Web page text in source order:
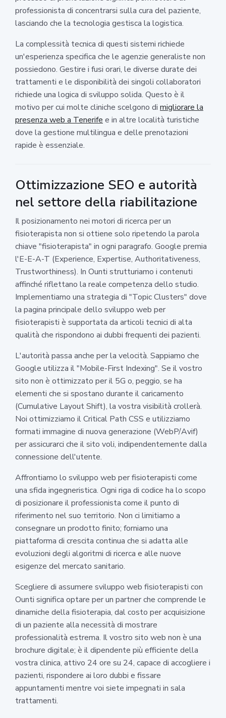
professionista di concentrarsi sulla cura del paziente,
lasciando che la tecnologia gestisca la logistica.
La complessità tecnica di questi sistemi richiede
un'esperienza specifica che le agenzie generaliste non
possiedono. Gestire i fusi orari, le diverse durate dei
trattamenti e le disponibilità dei singoli collaboratori
richiede una logica di sviluppo solida. Questo è il
motivo per cui molte cliniche scelgono di migliorare la
presenza web a Tenerife e in altre località turistiche
dove la gestione multilingua e delle prenotazioni
rapide è essenziale.
Ottimizzazione SEO e autorità
nel settore della riabilitazione
Il posizionamento nei motori di ricerca per un
fisioterapista non si ottiene solo ripetendo la parola
chiave "fisioterapista" in ogni paragrafo. Google premia
l'E-E-A-T (Experience, Expertise, Authoritativeness,
Trustworthiness). In Ounti strutturiamo i contenuti
affinché riflettano la reale competenza dello studio.
Implementiamo una strategia di "Topic Clusters" dove
la pagina principale dello sviluppo web per
fisioterapisti è supportata da articoli tecnici di alta
qualità che rispondono ai dubbi frequenti dei pazienti.
L'autorità passa anche per la velocità. Sappiamo che
Google utilizza il "Mobile-First Indexing". Se il vostro
sito non è ottimizzato per il 5G o, peggio, se ha
elementi che si spostano durante il caricamento
(Cumulative Layout Shift), la vostra visibilità crollerà.
Noi ottimizziamo il Critical Path CSS e utilizziamo
formati immagine di nuova generazione (WebP/Avif)
per assicurarci che il sito voli, indipendentemente dalla
connessione dell'utente.
Affrontiamo lo sviluppo web per fisioterapisti come
una sfida ingegneristica. Ogni riga di codice ha lo scopo
di posizionare il professionista come il punto di
riferimento nel suo territorio. Non ci limitiamo a
consegnare un prodotto finito; forniamo una
piattaforma di crescita continua che si adatta alle
evoluzioni degli algoritmi di ricerca e alle nuove
esigenze del mercato sanitario.
Scegliere di assumere sviluppo web fisioterapisti con
Ounti significa optare per un partner che comprende le
dinamiche della fisioterapia, dal costo per acquisizione
di un paziente alla necessità di mostrare
professionalità estrema. Il vostro sito web non è una
brochure digitale; è il dipendente più efficiente della
vostra clinica, attivo 24 ore su 24, capace di accogliere i
pazienti, rispondere ai loro dubbi e fissare
appuntamenti mentre voi siete impegnati in sala
trattamenti.